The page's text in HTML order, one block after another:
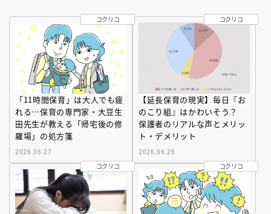
コクリコ
「11時間保育」は大人でも疲
れる…保育の専門家・大豆生
田先生が教える「帰宅後の修
羅場」の処方箋
2026.06.27
コクリコ
【延長保育の現実】毎日『お
のこり組』はかわいそう？
保護者のリアルな声とメリッ
ト・デメリット
2026.06.26
コクリコ
コクリコ